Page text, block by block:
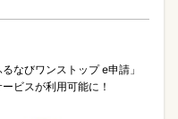
なびワンストップ e申請」
ビスが利用可能に！